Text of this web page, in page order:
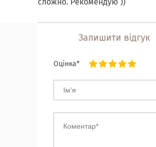
Залишити відгук
Оцінка*